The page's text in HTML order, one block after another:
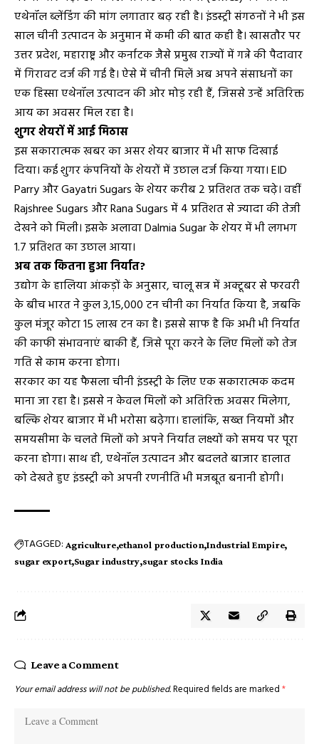
एथेनॉल ब्लेंडिंग की मांग लगातार बढ़ रही है। इंडस्ट्री संगठनों ने भी इस
साल चीनी उत्पादन के अनुमान में कमी की बात कही है। खासतौर पर
उत्तर प्रदेश, महाराष्ट्र और कर्नाटक जैसे प्रमुख राज्यों में गन्ने की पैदावार
में गिरावट दर्ज की गई है। ऐसे में चीनी मिलें अब अपने संसाधनों का
एक हिस्सा एथेनॉल उत्पादन की ओर मोड़ रही हैं, जिससे उन्हें अतिरिक्त
आय का अवसर मिल रहा है।
शुगर शेयरों में आई मिठास
इस सकारात्मक खबर का असर शेयर बाजार में भी साफ दिखाई
दिया। कई शुगर कंपनियों के शेयरों में उछाल दर्ज किया गया। EID
Parry और Gayatri Sugars के शेयर करीब 2 प्रतिशत तक चढ़े। वहीं
Rajshree Sugars और Rana Sugars में 4 प्रतिशत से ज्यादा की तेजी
देखने को मिली। इसके अलावा Dalmia Sugar के शेयर में भी लगभग
1.7 प्रतिशत का उछाल आया।
अब तक कितना हुआ निर्यात?
उद्योग के हालिया आंकड़ों के अनुसार, चालू सत्र में अक्टूबर से फरवरी
के बीच भारत ने कुल 3,15,000 टन चीनी का निर्यात किया है, जबकि
कुल मंजूर कोटा 15 लाख टन का है। इससे साफ है कि अभी भी निर्यात
की काफी संभावनाएं बाकी हैं, जिसे पूरा करने के लिए मिलों को तेज
गति से काम करना होगा।
सरकार का यह फैसला चीनी इंडस्ट्री के लिए एक सकारात्मक कदम
माना जा रहा है। इससे न केवल मिलों को अतिरिक्त अवसर मिलेगा,
बल्कि शेयर बाजार में भी भरोसा बढ़ेगा। हालांकि, सख्त नियमों और
समयसीमा के चलते मिलों को अपने निर्यात लक्ष्यों को समय पर पूरा
करना होगा। साथ ही, एथेनॉल उत्पादन और बदलते बाजार हालात
को देखते हुए इंडस्ट्री को अपनी रणनीति भी मजबूत बनानी होगी।
TAGGED: Agriculture ethanol production Industrial Empire
sugar export Sugar industry sugar stocks India
Leave a Comment
Your email address will not be published.Required fields are marked *